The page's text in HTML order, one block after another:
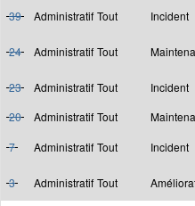
39 Administratif Tout Incident
24 Administratif Tout
23 Administratif Tout Incident
20
Administratif Tout
7
Administratif Tout Incident
3 Administratif Tout